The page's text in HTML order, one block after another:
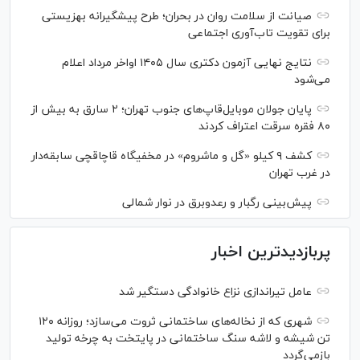
صیانت از سلامت روان در بحران؛ طرح پیشگیرانه بهزیستی
برای تقویت تاب‌آوری اجتماعی
نتایج نهایی آزمون دکتری سال ۱۴۰۵ اواخر مرداد اعلام
می‌شود
پایان جولان موبایل‌قاپ‌های جنوب تهران؛ ۲ سارق به بیش از
۸۰ فقره سرقت اعتراف کردند
کشف ۹ کیلو «گل و ماشروم» در مخفیگاه قاچاقچی سابقه‌دار
در غرب تهران
پیش‌بینی رگبار و رعدوبرق در نوار شمالی
پربازدیدترین اخبار
عامل تیراندازی نزاع خانوادگی دستگیر شد
شهری که از نخاله‌های ساختمانی ثروت می‌سازد؛ روزانه ۱۲۰
تن شیشه و لاشه سنگ ساختمانی در پایتخت به چرخه تولید
بازمی‌گردد